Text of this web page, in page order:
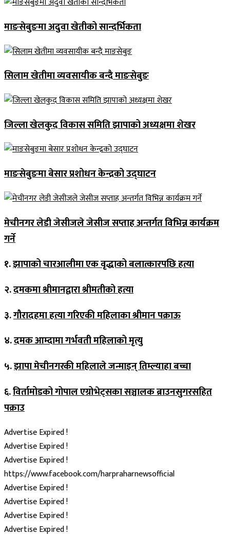
माङसेबुङमा अदुवा खेतीको सान्दर्भिकता
सिलाम खेतीमा व्यवसायीक बन्दै माङसेबुङ
जिल्ला खेलकुद विकास समिति झापाको अध्यक्षमा शेखर
माङसेबुङमा बेसार प्रशोधन केन्द्रको उद्घाटन
मेचीनगर लेडी जेसीजले जेसीज सप्ताह अन्तर्गत विभिन्न कार्यक्रम
गर्ने
१.झापाको चारआलीमा एक वृद्धाको बलात्कारपछि हत्या
२.दमकमा श्रीमानद्वारा श्रीमतीको हत्या
३.गौरादहमा हत्या गरिएकी महिलाका श्रीमान पक्राऊ
४.दमक आम्दामा गर्भवती महिलाको मृत्यु
५.झापा मेचीनगरकी महिलाले जन्माइन् तिम्ल्याहा बच्चा
६.विर्तामोडको गोपाल एग्रोभेट्सका सञ्चालक ब्राउनसुगरसहित
पक्राउ
Advertise Expired !
Advertise Expired !
Advertise Expired !
https://www.facebook.com/harpraharnewsofficial
Advertise Expired !
Advertise Expired !
Advertise Expired !
Advertise Expired !